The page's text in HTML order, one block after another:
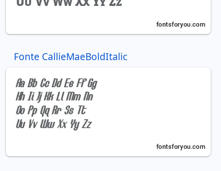
Fonte CallieMaeBoldItalic